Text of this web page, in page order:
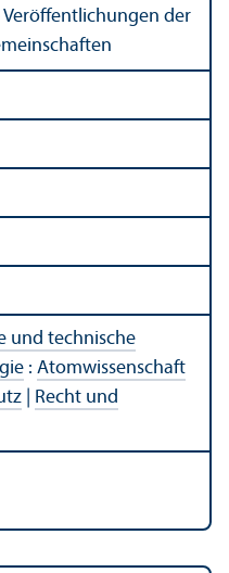
der
und technische
: Atomwissenschaft
Recht und